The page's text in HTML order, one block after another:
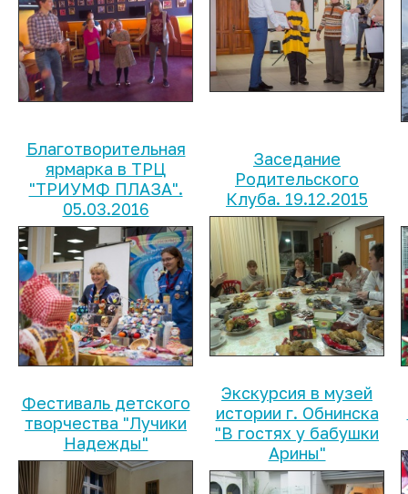
Благотворительная
ярмарка в ТРЦ
"ТРИУМФ ПЛАЗА".
05.03.2016
Заседание
Родительского
Клуба. 19.12.2015
Фестиваль детского
творчества "Лучики
Надежды"
Экскурсия в музей
истории г. Обнинска
"В гостях у бабушки
Арины"